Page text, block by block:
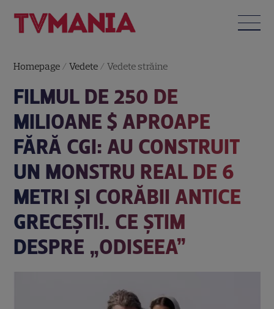
Homepage /Vedete /Vedete străine
FILMUL DE 250 DE
MILIOANE $ APROAPE
FĂRĂ CGI: AU CONSTRUIT
UN MONSTRU REAL DE 6
METRI ȘI CORĂBII ANTICE
GRECEȘTI!. CE ȘTIM
DESPRE „ODISEEA”